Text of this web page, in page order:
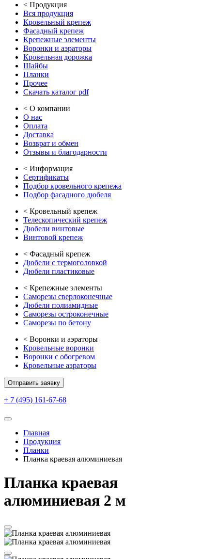
< Продукция
Вся продукция
Кровельный крепеж
Фасадный крепеж
Крепежные элементы
Воронки и аэраторы
Кровельная дорожка
Шайбы
Планки
Прочее
Скачать каталог pdf
< О компании
О нас
Оплата
Доставка
Возврат и обмен
Отзывы и благодарности
< Информация
Сертификаты
Подбор кровельного крепежа
Подбор фасадного дюбеля
< Кровельный крепеж
Телескопический крепеж
Дюбели винтовые
Винтовой крепеж
< Фасадный крепеж
Дюбели с термоголовкой
Дюбели пластиковые
< Крепежные элементы
Саморезы сверлоконечные
Дюбели полиамидные
Саморезы остроконечные
Саморезы по бетону
< Воронки и аэраторы
Кровельные воронки
Воронки с обогревом
Кровельные аэраторы
Отправить заявку
+ 7 (495) 161-67-68
Главная
Продукция
Планки
Планка краевая алюминиевая
Планка краевая
алюминиевая 2 м